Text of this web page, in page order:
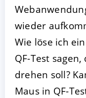
wieder
Wie löse ich
QF-Test
drehen soll?
Maus in QF-